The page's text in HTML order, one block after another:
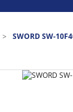
SWORD SW-